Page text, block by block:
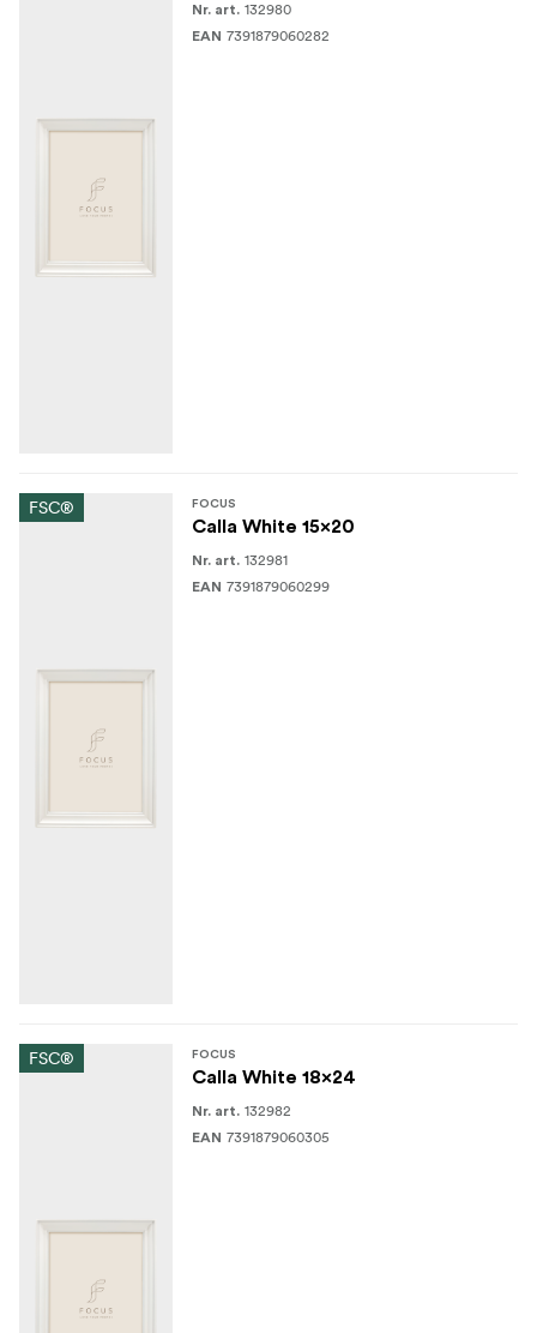
Nr. art. 132980
EAN 7391879060282
FSC® FOCUS
Calla White 15x20
Nr. art. 132981
EAN 7391879060299
FSC® FOCUS
Calla White 18x24
Nr. art. 132982
EAN 7391879060305